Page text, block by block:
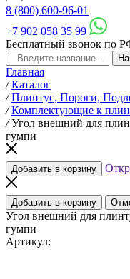
8 (800) 600-96-01
+7 902 058 35 99
Бесплатный звонок по
Главная
/ Каталог
/ Плинтус, Пороги,
/ Комплектующие к
/ Угол внешний для
гумпи
Добавить в корзину
Добавить в корзину
Угол внешний для
гумпи
Артикул: